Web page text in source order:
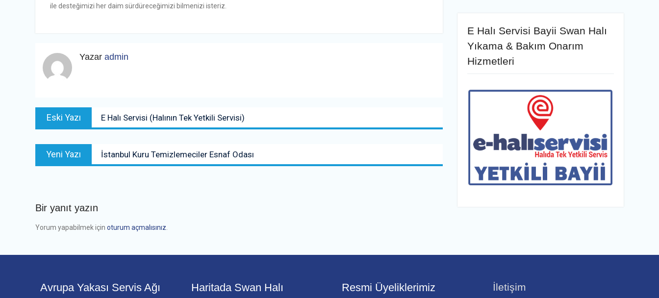
ile desteğimizi her daim sürdüreceğimizi bilmenizi isteriz.
Yazar admin
Yazı
gezinmesi
Eski Yazı
post:
E Halı Servisi (Halının Tek Yetkili Servisi)
Yeni Yazı
Next
post:
İstanbul Kuru Temizlemeciler Esnaf Odası
Bir yanıt yazın
Yorum yapabilmek için oturum açmalısınız
E Halı Servisi Bayii Swan Halı
Yıkama & Bakım Onarım
Hizmetleri
Avrupa Yakası Servis Ağı
Haritada Swan Halı
Resmi Üyeliklerimiz İletişim